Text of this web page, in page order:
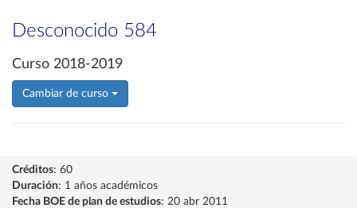
Desconocido 584
Curso 2018-2019
Cambiar de curso
Créditos: 60
Duración: 1 años académicos
Fecha BOE de plan de estudios: 20 abr 2011